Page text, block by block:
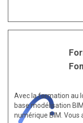
Avec la formation au
base modélisation
numérique BIM. Vous